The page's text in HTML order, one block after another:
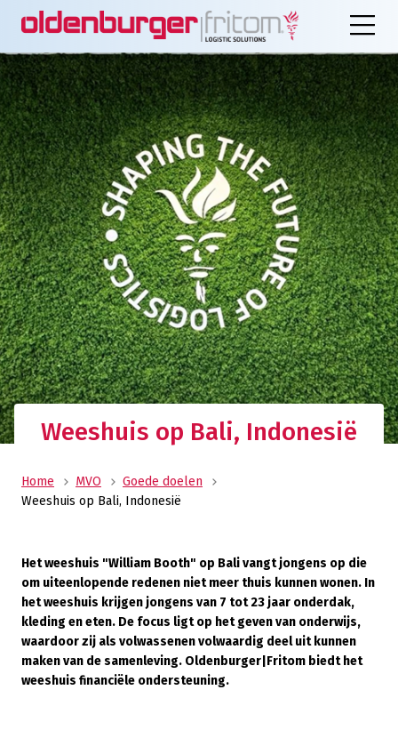
Weeshuis op Bali, Indonesië
Home MVO
Goede doelen
Weeshuis op Bali, Indonesië
Het weeshuis "William Booth" op Bali vangt jongens op die
om uiteenlopende redenen niet meer thuis kunnen wonen. In
het weeshuis krijgen jongens van 7 tot 23 jaar onderdak,
kleding en eten. De focus ligt op het geven van onderwijs,
waardoor zij als volwassenen volwaardig deel uit kunnen
maken van de samenleving. Oldenburger|Fritom biedt het
weeshuis financiële ondersteuning.